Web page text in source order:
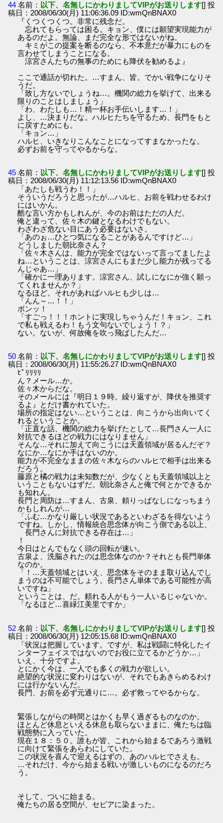
44 名前： 以下、名無しにかわりましてVIPがお送りします[] 投
稿日：2008/06/30(月) 11:06:36.09 ID:wmQnBNAX0
『くつくつくつ。非常に残念だ。
忘れてもらっては困る。キョン、僕には願望実現能力が
あるのだよ。無論、まだ完全な形ではないがね。
キミがこの提案を断るのなら、不本意だが暴力にものを
言わせてしまうことになる。
涼宮さんたちの無事のためにも降伏を勧めるよ』
ここで通話が切れた。…すまん、皆。でかい戦争になりそ
うだ。
「致し方ないでしょうね…。機関の総力を挙げて、出来る
限りのことはしましょう」
「わ、わたしも…！精一杯お手伝いします…！」
よし、…決まりだな。ハルヒたちを守るため、長門をもと
に戻すためにも。
「キョン…」
ハルヒ、いきなりこんなことになってすまなかったな。
必ずお前を守ってやるからな。
45 名前： 以下、名無しにかわりましてVIPがお送りします[] 投
稿日：2008/06/30(月) 11:12:13.56 ID:wmQnBNAX0
「あたしも戦うわ！！」
そういうだろうと思ったが…ハルヒ、お前を戦わせるわけ
にはいかん。
酷な言い方かもしれんが、今のお前はただの人だ。
俺と違って、佐々木の鍵となるわけでもない。
わざわざ危ない目にあう必要はないさ。
「あのぉ…ひとつ気になることがあるんですけど…」
どうしました朝比奈さん？
「佐々木さんは、能力が完全ではないって言ってましたよ
ね…ということは、涼宮さんにもまだ少し能力が残ってる
んじゃあ…」
「確かに一理あります。涼宮さん、試しになにか強く願っ
てくれませんか？」
なるほど。それがあればハルヒも少しは…
「んん～…！！」
ボンッ！
「すごっ！！！ホントに実現しちゃうんだ！キョン、これ
で私も戦えるわ！もう文句ないでしょう！？」
ない。ないが、何故俺を吹っ飛ばしたんだ…
50 名前： 以下、名無しにかわりましてVIPがお送りします[] 投
稿日：2008/06/30(月) 11:55:26.27 ID:wmQnBNAX0
ﾋﾟﾘﾘﾘﾘ
ん？メール…か。
佐々木からだな。
そのメールには『明日１９時。繰り返すが、降伏を推奨す
るよ』とだけ書かれていた。
場所の指定はない…ということは、向こうから出向いてく
れるということか。
「正直な話、機関の総力を挙げたとして…長門さん一人に
対抗できるほどの戦力にはなりません」
そんな…それに加えて向こうには天蓋領域が居るんだぞ？
なにか…なにか手はないのか。
能力が不完全なままの佐々木ならのハルヒで相手は出来る
だろう。
藤原と橘の戦力は未知数だが、少なくとも天蓋領域以上と
いうこともないはずだ。朝比奈さんと俺で何とかできるか
も知れん。
長門と周防は…すまん、古泉、頼りっぱなしになっちまう
かもしれんが…
「ふむ…かなり厳しい状況であるといわざるを得ないよう
ですね。しかし、情報統合思念体が向こう側である以上、
長門さんに対抗できる存在は…」
！
今日はとんでもなく頭の回転が速い。
古泉よ、洗脳されたのは思念体なのか？それとも長門単体
なのか。
「！…天蓋領域とはいえ、思念体をそのまま取り込んでし
まうのは不可能でしょう。長門さん単体である可能性が高
いですね」
ということは、だ。頼れる人がもう一人いるじゃないか。
「なるほど…喜緑江美里ですか」
52 名前： 以下、名無しにかわりましてVIPがお送りします[] 投
稿日：2008/06/30(月) 12:05:15.68 ID:wmQnBNAX0
「状況は把握しています。ですが、私は戦闘に特化したイ
ンターフェイスではないのでお役に立てるかどうか…」
いえ、十分ですよ。
とにかく今は、一人でも多くの戦力が欲しい。
絶望的な状況に変わりはないが、それでもあきらめるわけ
には行かないんだ。
長門、お前を必ず元通りに…。必ず救ってやるからな。
緊張しながらの時間とはかくも早く過ぎるものなのか。
ほとんど休息といえる休息も取らないままに、俺たちは臨
戦態勢に入っていた。
現在１８：５０。誰もが皆、これから始まるであろう激戦
に向けて緊張をあらわにしていた。
この状況を喜んで迎えるはずの、あのハルヒでさえも。
…それだけ、今から始まる戦いが激しいものになるのだろ
う。
そして、ついに始まる。
俺たちの居る空間が、セピアに染まった。